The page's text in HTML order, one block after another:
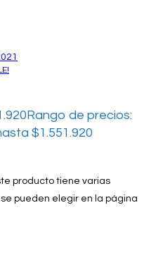
Rango de precios:
$1.551.920
producto tiene varias
pueden elegir en la página